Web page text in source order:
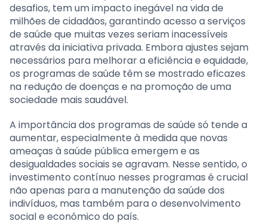
desafios, tem um impacto inegável na vida de
milhões de cidadãos, garantindo acesso a serviços
de saúde que muitas vezes seriam inacessíveis
através da iniciativa privada. Embora ajustes sejam
necessários para melhorar a eficiência e equidade,
os programas de saúde têm se mostrado eficazes
na redução de doenças e na promoção de uma
sociedade mais saudável.
A importância dos programas de saúde só tende a
aumentar, especialmente à medida que novas
ameaças à saúde pública emergem e as
desigualdades sociais se agravam. Nesse sentido, o
investimento contínuo nesses programas é crucial
não apenas para a manutenção da saúde dos
indivíduos, mas também para o desenvolvimento
social e econômico do país.